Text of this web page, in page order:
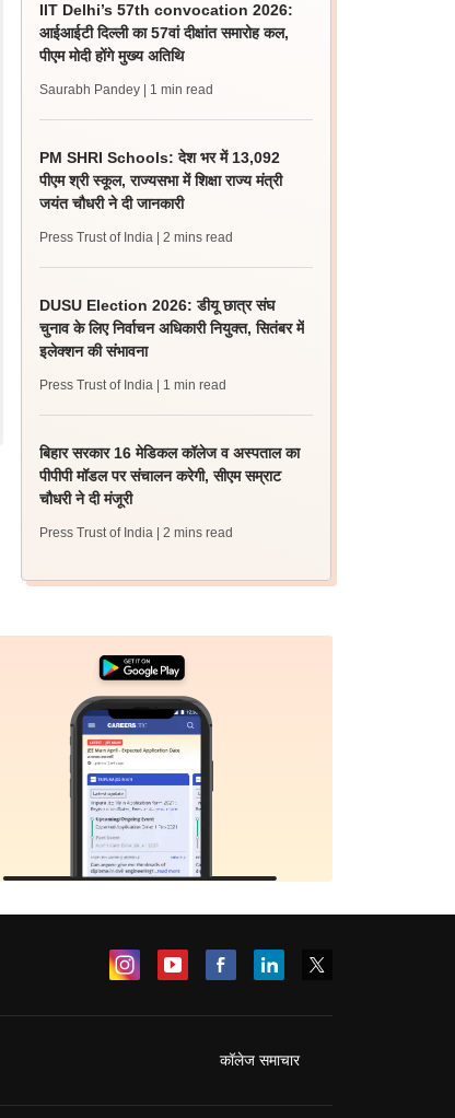
IIT Delhi’s 57th convocation 2026:
आईआईटी दिल्ली का 57वां दीक्षांत समारोह कल,
पीएम मोदी होंगे मुख्य अतिथि
Saurabh Pandey | 1 min read
PM SHRI Schools: देश भर में 13,092
पीएम श्री स्कूल, राज्यसभा में शिक्षा राज्य मंत्री
जयंत चौधरी ने दी जानकारी
Press Trust of India | 2 mins read
DUSU Election 2026: डीयू छात्र संघ
चुनाव के लिए निर्वाचन अधिकारी नियुक्त, सितंबर में
इलेक्शन की संभावना
Press Trust of India | 1 min read
बिहार सरकार 16 मेडिकल कॉलेज व अस्पताल का
पीपीपी मॉडल पर संचालन करेगी, सीएम सम्राट
चौधरी ने दी मंजूरी
Press Trust of India | 2 mins read
कॉलेज समाचार